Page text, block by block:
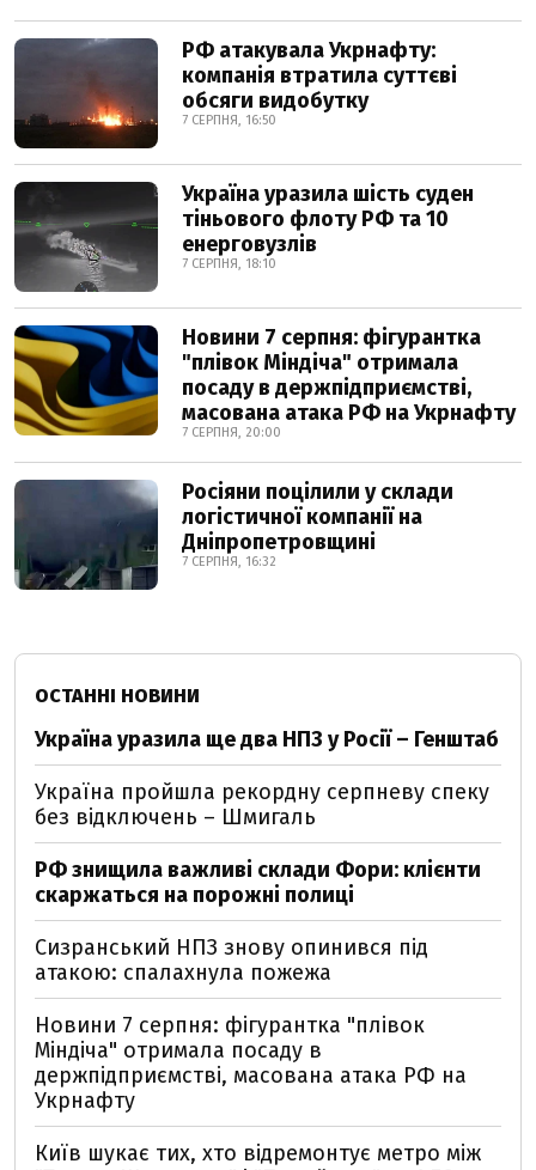
РФ атакувала Укрнафту:
компанія втратила суттєві
обсяги видобутку
7 СЕРПНЯ, 16:50
Україна уразила шість суден
тіньового флоту РФ та 10
енерговузлів
7 СЕРПНЯ, 18:10
Новини 7 серпня: фігурантка
"плівок Міндіча" отримала
посаду в держпідприємстві,
масована атака РФ на Укрнафту
7 СЕРПНЯ, 20:00
Росіяни поцілили у склади
логістичної компанії на
Дніпропетровщині
7 СЕРПНЯ, 16:32
ОСТАННІ НОВИНИ
Україна уразила ще два НПЗ у Росії – Генштаб
Україна пройшла рекордну серпневу спеку
без відключень – Шмигаль
РФ знищила важливі склади Фори: клієнти
скаржаться на порожні полиці
Сизранський НПЗ знову опинився під
атакою: спалахнула пожежа
Новини 7 серпня: фігурантка "плівок
Міндіча" отримала посаду в
держпідприємстві, масована атака РФ на
Укрнафту
Київ шукає тих, хто відремонтує метро між